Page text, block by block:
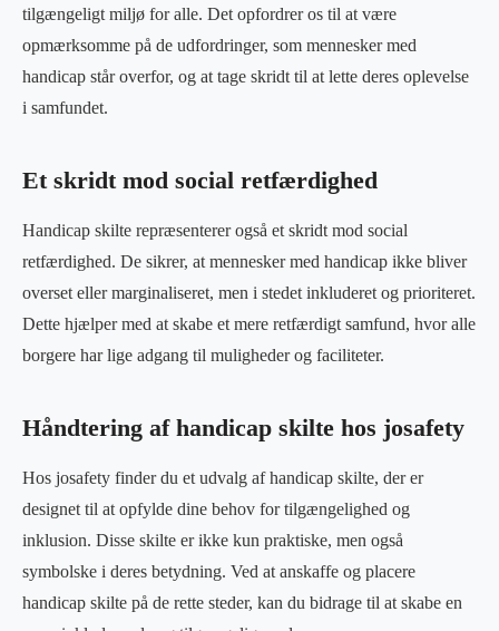
tilgængeligt miljø for alle. Det opfordrer os til at være
opmærksomme på de udfordringer, som mennesker med
handicap står overfor, og at tage skridt til at lette deres oplevelse
i samfundet.
Et skridt mod social retfærdighed
Handicap skilte repræsenterer også et skridt mod social
retfærdighed. De sikrer, at mennesker med handicap ikke bliver
overset eller marginaliseret, men i stedet inkluderet og prioriteret.
Dette hjælper med at skabe et mere retfærdigt samfund, hvor alle
borgere har lige adgang til muligheder og faciliteter.
Håndtering af handicap skilte hos josafety
Hos josafety finder du et udvalg af handicap skilte, der er
designet til at opfylde dine behov for tilgængelighed og
inklusion. Disse skilte er ikke kun praktiske, men også
symbolske i deres betydning. Ved at anskaffe og placere
handicap skilte på de rette steder, kan du bidrage til at skabe en